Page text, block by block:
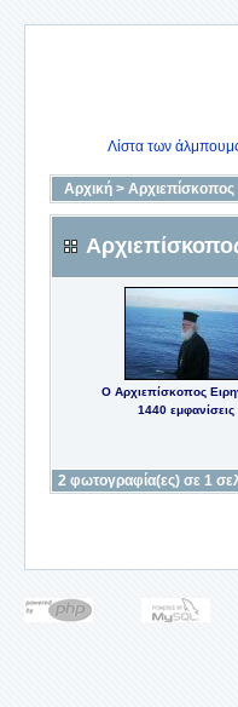
Λίστα των
Αρχική > Αρχιεπίσκοπος
Ο Αρχιεπίσκοπος
1440 εμφανίσεις
2 φωτογραφία(ες) σε 1